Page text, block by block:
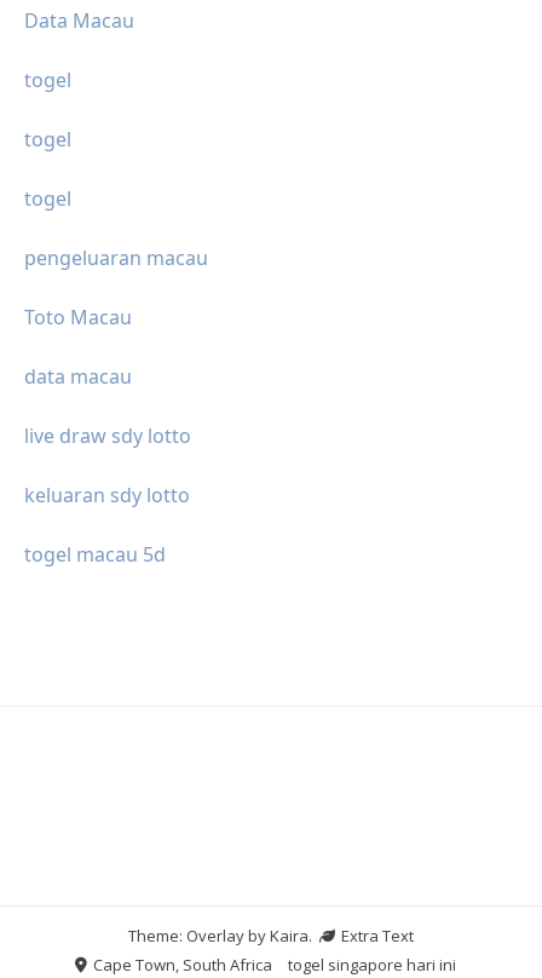
Data Macau
togel
togel
togel
pengeluaran macau
Toto Macau
data macau
live draw sdy lotto
keluaran sdy lotto
togel macau 5d
Theme: Overlay byKaira.
Extra Text
Cape Town, South Africa
togel singapore hari ini